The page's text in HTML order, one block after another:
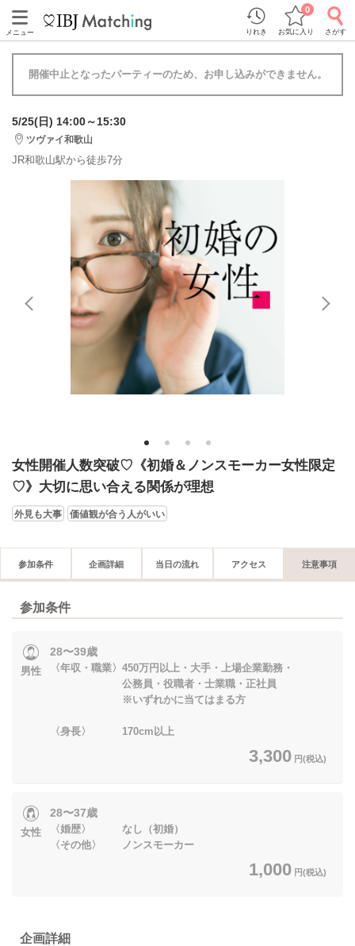
メニュー りれき お気に入り
0
さがす
開催中止となったパーティーのため、お申し込みができません。
5/25(日) 14:00～15:30
ツヴァイ和歌山
JR和歌山駅から徒歩7分
1 2 3 4
女性開催人数突破♡《初婚＆ノンスモーカー女性限定
♡》大切に思い合える関係が理想
外見も大事 価値観が合う人がいい
参加条件 企画詳細 当日の流れ アクセス 注意事項
参加条件
男性
28〜39歳
〈年収・職業〉450万円以上・大手・上場企業勤務・
公務員・役職者・士業職・正社員
※いずれかに当てはまる方
〈身長〉 170cm以上
3,300 円(税込)
女性
28〜37歳
〈婚歴〉 なし（初婚）
〈その他〉 ノンスモーカー
1,000 円(税込)
企画詳細